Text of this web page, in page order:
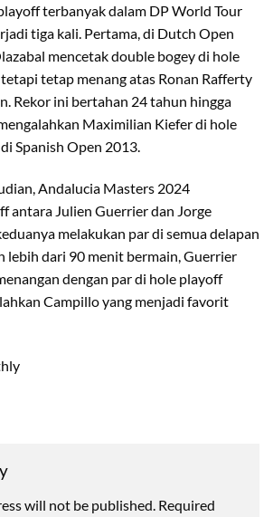
terbanyak dalam DP World Tour
tiga kali. Pertama, di Dutch Open
mencetak double bogey di hole
tetap menang atas Ronan Rafferty
Rekor ini bertahan 24 tahun hingga
Maximilian Kiefer di hole
Spanish Open 2013.
Andalucia Masters 2024
antara Julien Guerrier dan Jorge
melakukan par di semua delapan
lebih dari 90 menit bermain, Guerrier
dengan par di hole playoff
Campillo yang menjadi favorit
will not be published. Required